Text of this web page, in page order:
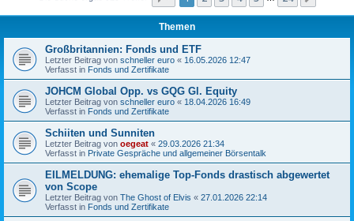
Themen
Großbritannien: Fonds und ETF
Letzter Beitrag von schneller euro « 16.05.2026 12:47
Verfasst in Fonds und Zertifikate
JOHCM Global Opp. vs GQG Gl. Equity
Letzter Beitrag von schneller euro « 18.04.2026 16:49
Verfasst in Fonds und Zertifikate
Schiiten und Sunniten
Letzter Beitrag von oegeat « 29.03.2026 21:34
Verfasst in Private Gespräche und allgemeiner Börsentalk
EILMELDUNG: ehemalige Top-Fonds drastisch abgewertet
von Scope
Letzter Beitrag von The Ghost of Elvis « 27.01.2026 22:14
Verfasst in Fonds und Zertifikate